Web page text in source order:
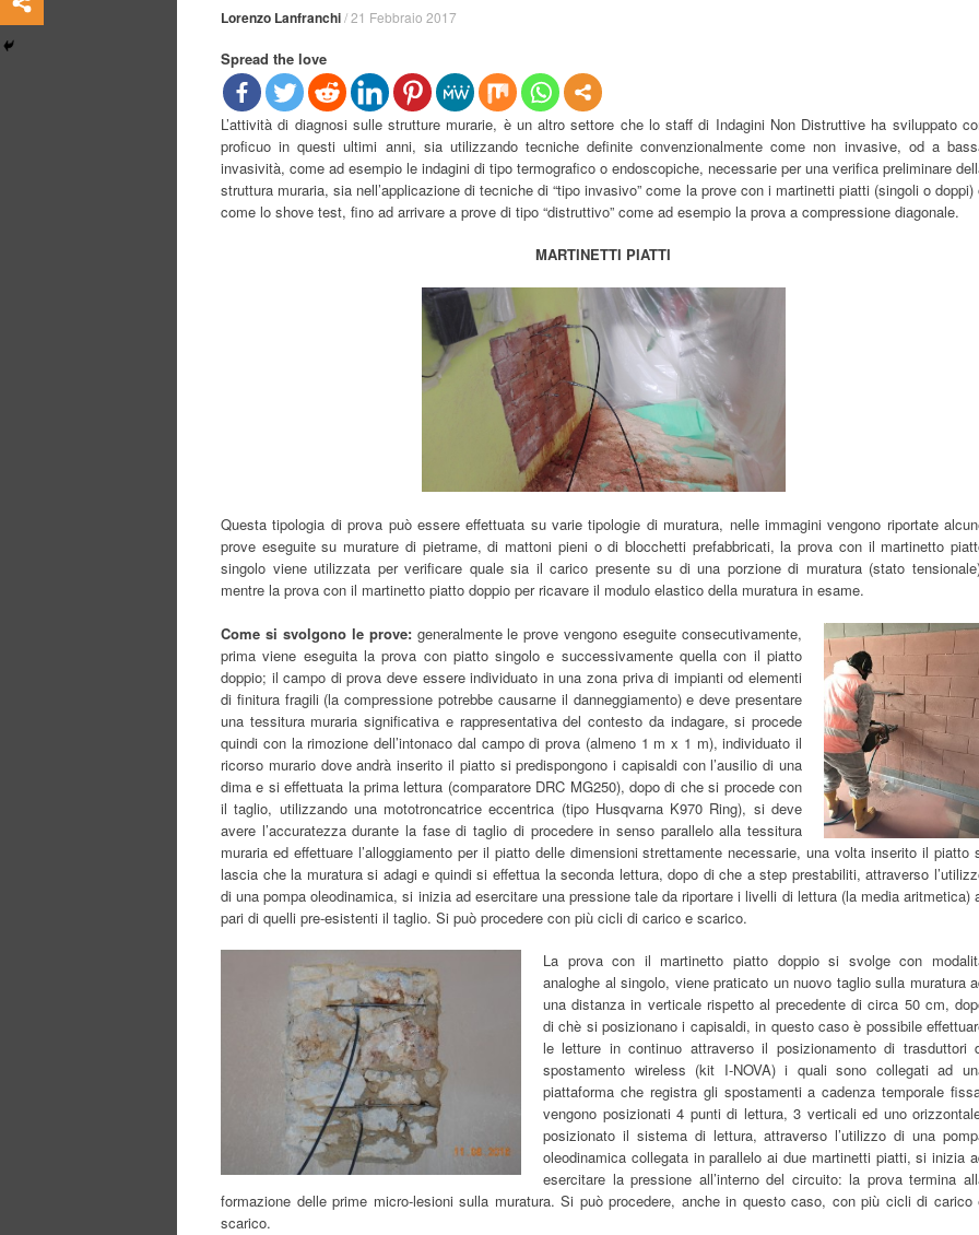
Lorenzo Lanfranchi/21 Febbraio 2017
Spread the love
L’attività di diagnosi sulle strutture murarie, è un altro settore che lo staff di Indagini Non Distruttive ha sviluppato
proficuo in questi ultimi anni, sia utilizzando tecniche definite convenzionalmente come non invasive, od a
invasività, come ad esempio le indagini di tipo termografico o endoscopiche, necessarie per una verifica preliminare
struttura muraria, sia nell’applicazione di tecniche di “tipo invasivo” come la prove con i martinetti piatti (singoli o doppi)
come lo shove test, fino ad arrivare a prove di tipo “distruttivo” come ad esempio la prova a compressione diagonale.
MARTINETTI PIATTI
Questa tipologia di prova può essere effettuata su varie tipologie di muratura, nelle immagini vengono riportate
prove eseguite su murature di pietrame, di mattoni pieni o di blocchetti prefabbricati, la prova con il martinetto
singolo viene utilizzata per verificare quale sia il carico presente su di una porzione di muratura (stato
mentre la prova con il martinetto piatto doppio per ricavare il modulo elastico della muratura in esame.
Come si svolgono le prove:generalmente le prove vengono eseguiteconsecutivamente,
prima viene eseguita la prova con piatto singolo e successivamente quella con il piatto
doppio; il campo di prova deve essere individuato in una zona priva di impianti od elementi
di finitura fragili (la compressione potrebbe causarne il danneggiamento) e deve presentare
una tessitura muraria significativa e rappresentativa del contesto da indagare, si procede
quindi con la rimozione dell’intonaco dal campo di prova (almeno 1 m x 1 m), individuato il
ricorso murario dove andrà inserito il piatto si predispongono i capisaldi con l’ausilio di una
dima e si effettuata la prima lettura (comparatore DRC MG250), dopo di che si procede con
il taglio, utilizzando una mototroncatrice eccentrica (tipo Husqvarna K970 Ring), si deve
avere l’accuratezza durante la fase di taglio di procedere in senso parallelo alla tessitura
muraria ed effettuare l’alloggiamento per il piatto delle dimensioni strettamente necessarie, una volta inserito il piatto
lascia che la muratura si adagi e quindi si effettua la seconda lettura, dopo di che a step prestabiliti, attraverso
di una pompa oleodinamica, si inizia ad esercitare una pressione tale da riportare i livelli di lettura (la media aritmetica)
pari di quelli pre-esistenti il taglio. Si può procedere con più cicli di carico e scarico.
La prova con il martinetto piatto doppio si svolge con
analoghe al singolo, viene praticato un nuovo taglio sulla muratura
una distanza in verticale rispetto al precedente di circa 50 cm,
di chè si posizionano i capisaldi, in questo caso è possibile
le letture in continuo attraverso il posizionamento di trasduttori
spostamento wireless (kit I-NOVA) i quali sono collegati ad
piattaforma che registra gli spostamenti a cadenza temporale
vengono posizionati 4 punti di lettura, 3 verticali ed uno
posizionato il sistema di lettura, attraverso l’utilizzo di una
oleodinamica collegata in parallelo ai due martinetti piatti, si inizia
esercitare la pressione all’interno del circuito: la prova termina
formazione delle prime micro-lesioni sulla muratura. Si può procedere, anche in questo caso, con più cicli di carico
scarico.